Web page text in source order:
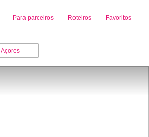
Para parceiros Roteiros Favoritos
Sobre nós Adicionar uma Empresa
Açores